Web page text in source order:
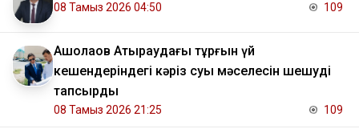
08 Тамыз 2026 04:50 109
​Ақшолақов Атыраудағы тұрғын үй
кешендеріндегі кәріз суы мәселесін шешуді
тапсырды
08 Тамыз 2026 21:25 109